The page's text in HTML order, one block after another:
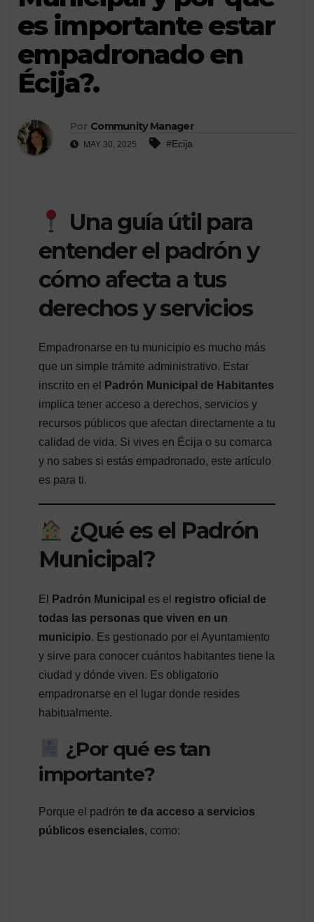
es importante estar
empadronado en
Écija?.
Por Community Manager
MAY 30, 2025 #Ecija
Una guía útil para
entender el padrón y
cómo afecta a tus
derechos y servicios
Empadronarse en tu municipio es mucho más
que un simple trámite administrativo. Estar
inscrito en el
Padrón Municipal de Habitantes
implica tener acceso a derechos, servicios y
recursos públicos que afectan directamente a tu
calidad de vida. Si vives en Écija o su comarca
y no sabes si estás empadronado, este artículo
es para ti.
¿Qué es el Padrón
Municipal?
El Padrón Municipal es el registro oficial de
todas las personas que viven en un
municipio. Es gestionado por el Ayuntamiento
y sirve para conocer cuántos habitantes tiene la
ciudad y dónde viven. Es obligatorio
empadronarse en el lugar donde resides
habitualmente.
¿Por qué es tan
importante?
Porque el padrón te da acceso a servicios
públicos esenciales, como: